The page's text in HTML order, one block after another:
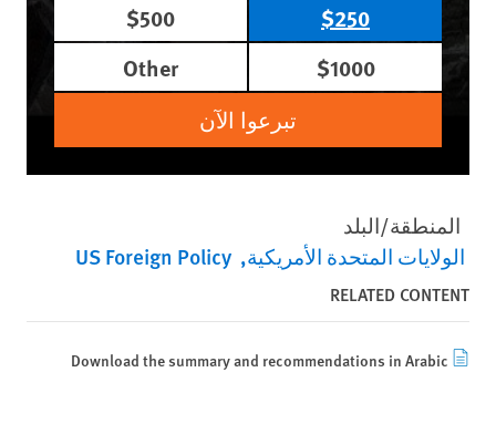
$250
$500
$1000
Other
تبرعوا الآن
المنطقة/البلد
الولايات المتحدة الأمريكية US Foreign Policy
RELATED CONTENT
Download the summary and recommendations in Arabic